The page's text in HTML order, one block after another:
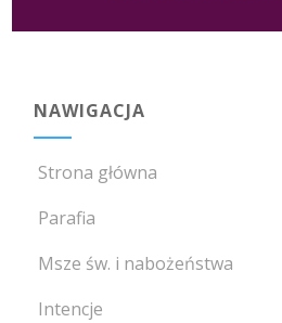
NAWIGACJA
Strona główna
Parafia
Msze św. i nabożeństwa
Intencje